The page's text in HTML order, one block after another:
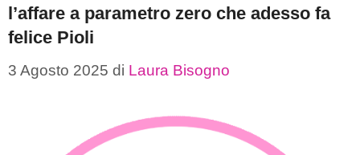
l’affare a parametro zero che adesso fa
felice Pioli
3 Agosto 2025 di Laura Bisogno